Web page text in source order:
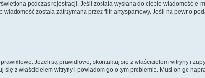
podczas rejestracji. Jeśli została wysłana do ciebie wiadomość
została zatrzymana przez filtr antyspamowy. Jeśli na pewno
Jeżeli są prawidłowe, skontaktuj się z właścicielem witryny i
z właścicielem witryny i powiadom go o tym problemie. Musi on go